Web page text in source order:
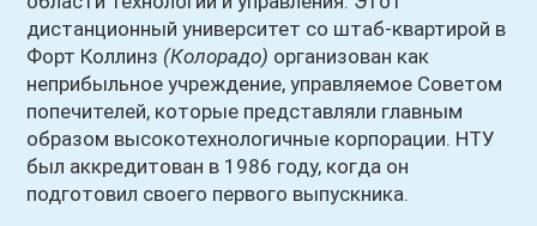
дистанционный университет со штаб-квартирой в
Форт Коллинз (Колорадо) организован как
неприбыльное учреждение, управляемое Советом
попечителей, которые представляли главным
образом высокотехнологичные корпорации. НТУ
был аккредитован в 1986 году, когда он
подготовил своего первого выпускника.